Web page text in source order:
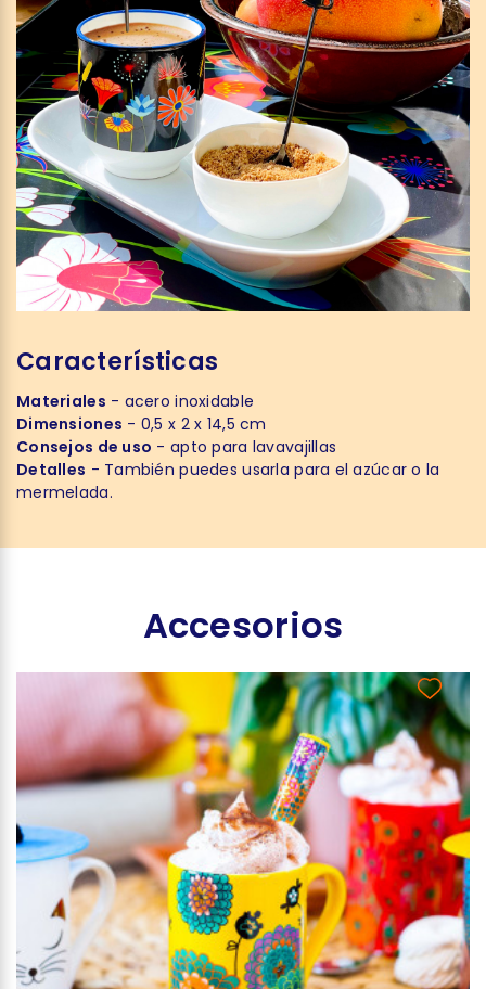
Características
Materiales - acero inoxidable
Dimensiones - 0,5 x 2 x 14,5 cm
Consejos de uso - apto para lavavajillas
Detalles - También puedes usarla para el azúcar o la
mermelada.
Accesorios